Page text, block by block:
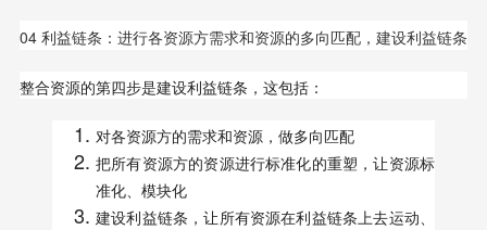
04 利益链条：进行各资源方需求和资源的多向匹配，建设利益链条
整合资源的第四步是建设利益链条，这包括：
对各资源方的需求和资源，做多向匹配
把所有资源方的资源进行标准化的重塑，让资源标
准化、模块化
建设利益链条，让所有资源在利益链条上去运动、